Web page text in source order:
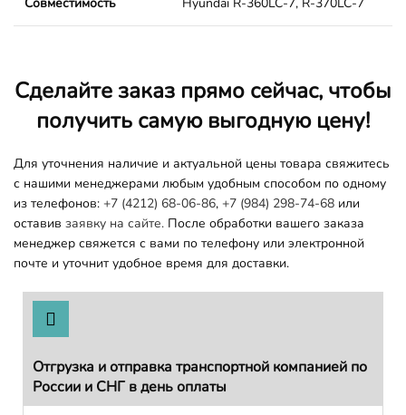
Сделайте заказ прямо сейчас, чтобы
получить самую выгодную цену!
Для уточнения наличие и актуальной цены товара свяжитесь
с нашими менеджерами любым удобным способом по одному
из телефонов: +7 (4212) 68-06-86, +7 (984) 298-74-68 или
оставив заявку на сайте. После обработки вашего заказа
менеджер свяжется с вами по телефону или электронной
почте и уточнит удобное время для доставки.
Отгрузка и отправка транспортной компанией по
России и СНГ в день оплаты